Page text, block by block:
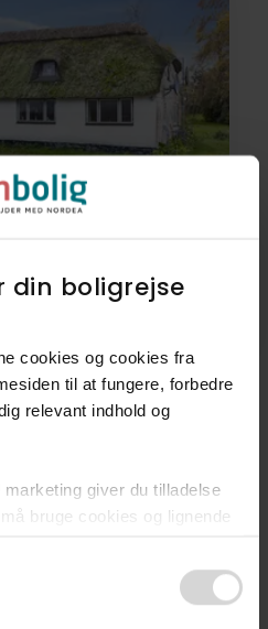
din boligrejse
cookies og cookies fra
til at fungere, forbedre
relevant indhold og
giver du tilladelse
bruge cookies og lignende
disse oplysninger med
til målrettet markedsføring til